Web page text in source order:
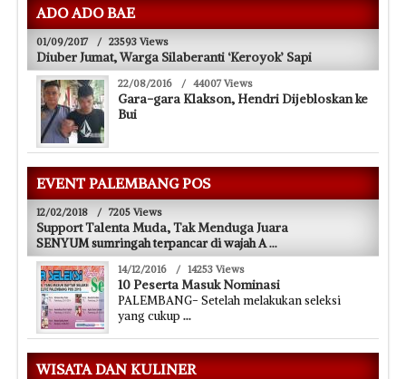
ADO ADO BAE
01/09/2017 / 23593 Views
Diuber Jumat, Warga Silaberanti ‘Keroyok’ Sapi
22/08/2016 / 44007 Views
Gara-gara Klakson, Hendri Dijebloskan ke
Bui
EVENT PALEMBANG POS
12/02/2018 / 7205 Views
Support Talenta Muda, Tak Menduga Juara
SENYUM sumringah terpancar di wajah A
14/12/2016 / 14253 Views
10 Peserta Masuk Nominasi
PALEMBANG- Setelah melakukan seleksi
yang cukup
WISATA DAN KULINER